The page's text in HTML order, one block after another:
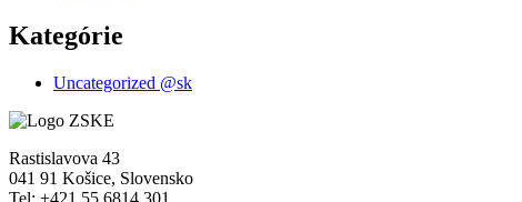
Kategórie
Uncategorized @sk
Rastislavova 43
041 91 Košice, Slovensko